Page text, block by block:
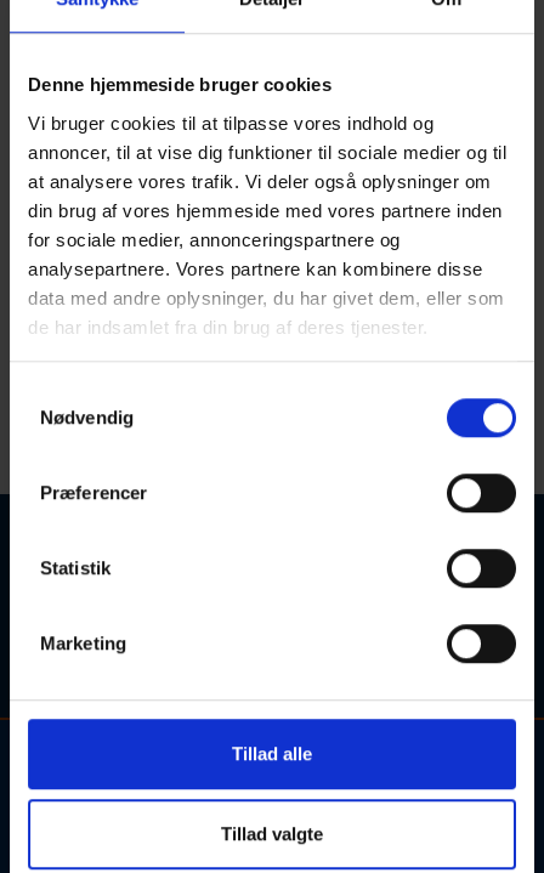
Denne hjemmeside bruger cookies
Vi bruger cookies til at tilpasse vores indhold og
annoncer, til at vise dig funktioner til sociale medier og til
at analysere vores trafik. Vi deler også oplysninger om
din brug af vores hjemmeside med vores partnere inden
for sociale medier, annonceringspartnere og
analysepartnere. Vores partnere kan kombinere disse
data med andre oplysninger, du har givet dem, eller som
de har indsamlet fra din brug af deres tjenester.
Nødvendig
Præferencer
Statistik
Marketing
Tillad alle
Tillad valgte
A B C D E F G H
J K L M N O P Q R
S T U V X Y Z
Å *
eller søgeordet i en kortere sproglig form (fx. "engelsk" i
stedet for "engelskundervisning").
Kontakt og information om aftenskolehold, arrangementer og
tilmelding:
Alle henvendelser bedes rettet til de udbydende skoler.